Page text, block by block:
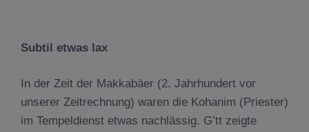
Subtil etwas lax
In der Zeit der Makkabäer (2. Jahrhundert vor
unserer Zeitrechnung) waren die Kohanim (Priester)
im Tempeldienst etwas nachlässig. G’tt zeigte